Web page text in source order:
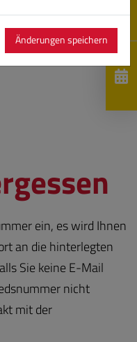
ein, es wird Ihnen
an die hinterlegten
Sie keine E-Mail
nicht
mit der
Änderungen speichern